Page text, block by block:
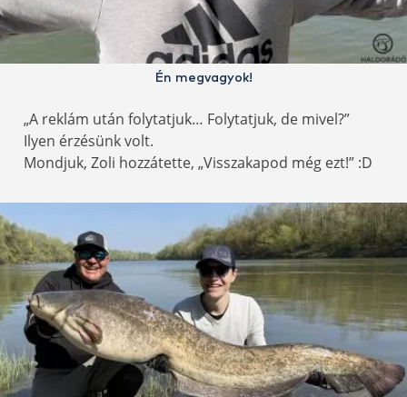
Én megvagyok!
„A reklám után folytatjuk… Folytatjuk, de mivel?”
Ilyen érzésünk volt.
Mondjuk, Zoli hozzátette, „Visszakapod még ezt!” :D